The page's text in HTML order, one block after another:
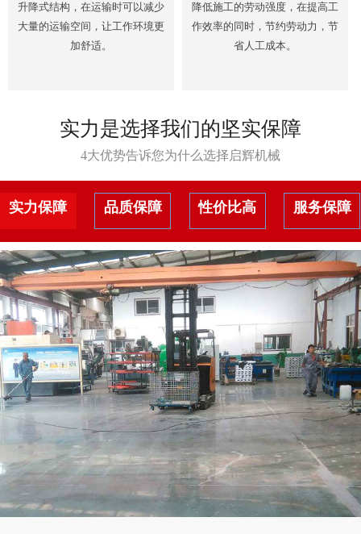
升降式结构，在运输时可以减少
大量的运输空间，让工作环境更
加舒适。
降低施工的劳动强度，在提高工
作效率的同时，节约劳动力，节
省人工成本。
实力是选择我们的坚实保障
4大优势告诉您为什么选择启辉机械
实力保障 品质保障 性价比高 服务保障